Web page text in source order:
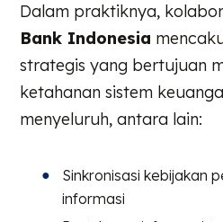
Dalam praktiknya,
Bank Indonesia
strategis yang bertujuan
ketahanan sistem
menyeluruh, antara lain:
Sinkronisasi kebijakan
informasi